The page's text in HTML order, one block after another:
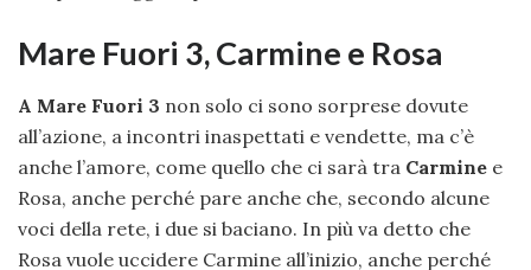
Mare Fuori 3, Carmine e Rosa
A Mare Fuori 3 non solo ci sono sorprese dovute
all’azione, a incontri inaspettati e vendette, ma c’è
anche l’amore, come quello che ci sarà tra Carmine e
Rosa, anche perché pare anche che, secondo alcune
voci della rete, i due si baciano. In più va detto che
Rosa vuole uccidere Carmine all’inizio, anche perché